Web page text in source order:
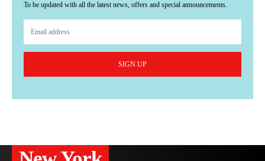
To be updated with all the latest news, offers and special announcements.
SIGN UP